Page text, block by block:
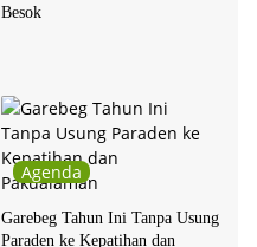
Besok
Agenda
Garebeg Tahun Ini Tanpa Usung
Paraden ke Kepatihan dan